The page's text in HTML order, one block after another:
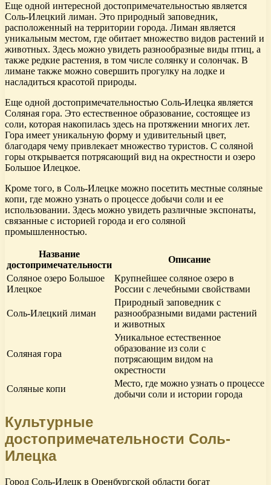
Еще одной интересной достопримечательностью является
Соль-Илецкий лиман. Это природный заповедник,
расположенный на территории города. Лиман является
уникальным местом, где обитает множество видов растений и
животных. Здесь можно увидеть разнообразные виды птиц, а
также редкие растения, в том числе солянку и солончак. В
лимане также можно совершить прогулку на лодке и
насладиться красотой природы.
Еще одной достопримечательностью Соль-Илецка является
Соляная гора. Это естественное образование, состоящее из
соли, которая накопилась здесь на протяжении многих лет.
Гора имеет уникальную форму и удивительный цвет,
благодаря чему привлекает множество туристов. С соляной
горы открывается потрясающий вид на окрестности и озеро
Большое Илецкое.
Кроме того, в Соль-Илецке можно посетить местные соляные
копи, где можно узнать о процессе добычи соли и ее
использовании. Здесь можно увидеть различные экспонаты,
связанные с историей города и его соляной
промышленностью.
Название
достопримечательности
Описание
Соляное озеро Большое
Илецкое
Крупнейшее соляное озеро в
России с лечебными свойствами
Соль-Илецкий лиман
Природный заповедник с
разнообразными видами растений
и животных
Соляная гора
Уникальное естественное
образование из соли с
потрясающим видом на
окрестности
Соляные копи
Место, где можно узнать о процессе
добычи соли и истории города
Культурные
достопримечательности Соль-
Илецка
Город Соль-Илецк в Оренбургской области богат